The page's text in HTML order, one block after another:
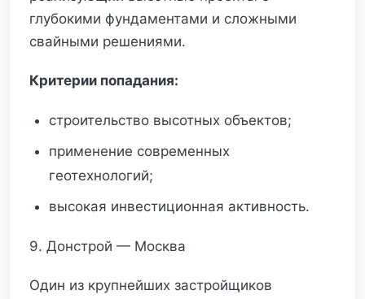
глубокими фундаментами и сложными
свайными решениями.
Критерии попадания:
строительство высотных объектов;
применение современных
геотехнологий;
высокая инвестиционная активность.
9. Донстрой — Москва
Один из крупнейших застройщиков